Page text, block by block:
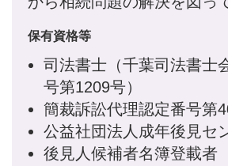
保有資格等
司法書士（千葉司法書士
号第1209号）
簡裁訴訟代理認定番号第
公益社団法人成年後見セ
後見人候補者名簿登載者